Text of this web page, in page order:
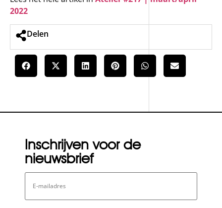
2022
Delen
Inschrijven voor de
nieuwsbrief
E-
mailadres